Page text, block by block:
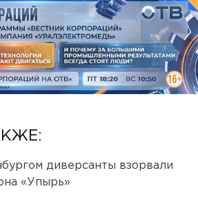
диверсанты взорвали
«Упырь»